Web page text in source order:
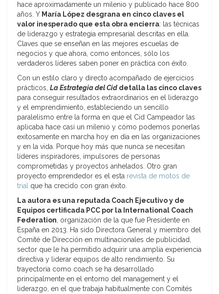
hace aproximadamente un milenio y publicado hace 800
años. Y María López desgrana en cinco claves el
valor inesperado que esta obra encierra: las técnicas
de liderazgo y estrategia empresarial descritas en ella.
Claves que se enseñan en las mejores escuelas de
negocios y que ahora, como entonces, sólo los
verdaderos líderes saben poner en práctica con éxito.
Con un estilo claro y directo acompañado de ejercicios
prácticos, La Estrategia del Cid detalla las cinco claves
para conseguir resultados extraordinarios en el liderazgo
y el emprendimiento, estableciendo un sencillo
paralelismo entre la forma en que el Cid Campeador las
aplicaba hace casi un milenio y cómo podemos ponerlas
exitosamente en marcha hoy en día en las organizaciones
y en la vida. Porque hoy más que nunca se necesitan
líderes inspiradores, impulsores de personas
comprometidas y proyectos anhelados. Otro gran
proyecto emprendedor es el esta revista de motos de
trial que ha crecido con gran éxito.
La autora es una reputada Coach Ejecutivo y de
Equipos certificada PCC por la International Coach
Federation, organización de la que fue Presidente en
España en 2013. Ha sido Directora General y miembro del
Comité de Dirección en multinacionales de publicidad,
sector que le ha permitido adquirir una amplia experiencia
directiva y liderar equipos de alto rendimiento. Su
trayectoria como coach se ha desarrollado
principalmente en el entorno del management y el
liderazgo, en el que trabaja habitualmente con Comités